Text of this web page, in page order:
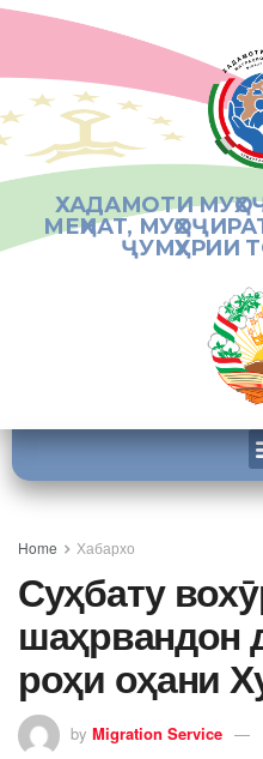
ХАДАМОТИ
МЕҲНАТ,
ҶУМҲУРИИ
Home Хабархо
Суҳбату
шаҳрвандон
роҳи оҳани
by Migration Service